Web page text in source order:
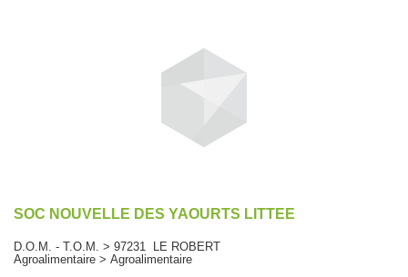
SOC NOUVELLE DES YAOURTS LITTEE
D.O.M. - T.O.M. > 97231 LE ROBERT
Agroalimentaire > Agroalimentaire